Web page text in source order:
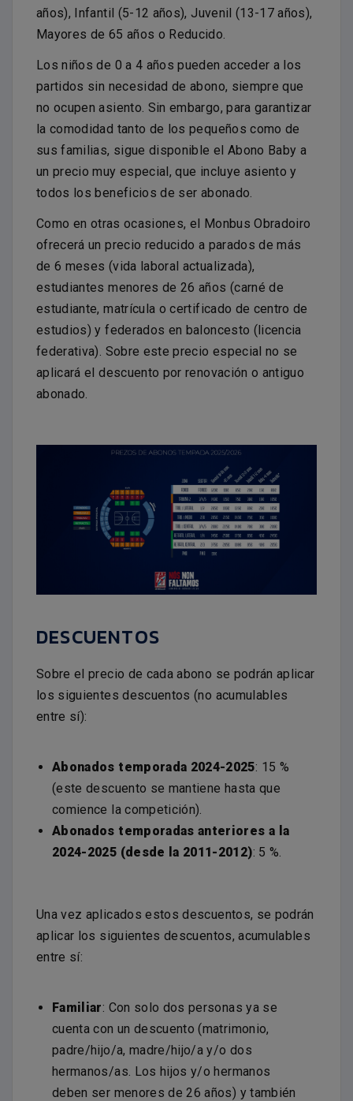
años), Infantil (5-12 años), Juvenil (13-17 años),
Mayores de 65 años o Reducido.
Los niños de 0 a 4 años pueden acceder a los
partidos sin necesidad de abono, siempre que
no ocupen asiento. Sin embargo, para garantizar
la comodidad tanto de los pequeños como de
sus familias, sigue disponible el Abono Baby a
un precio muy especial, que incluye asiento y
todos los beneficios de ser abonado.
Como en otras ocasiones, el Monbus Obradoiro
ofrecerá un precio reducido a parados de más
de 6 meses (vida laboral actualizada),
estudiantes menores de 26 años (carné de
estudiante, matrícula o certificado de centro de
estudios) y federados en baloncesto (licencia
federativa). Sobre este precio especial no se
aplicará el descuento por renovación o antiguo
abonado.
DESCUENTOS
Sobre el precio de cada abono se podrán aplicar
los siguientes descuentos (no acumulables
entre sí):
Abonados temporada 2024-2025: 15 %
(este descuento se mantiene hasta que
comience la competición).
Abonados temporadas anteriores a la
2024-2025 (desde la 2011-2012): 5 %.
Una vez aplicados estos descuentos, se podrán
aplicar los siguientes descuentos, acumulables
entre sí:
Familiar: Con solo dos personas ya se
cuenta con un descuento (matrimonio,
padre/hijo/a, madre/hijo/a y/o dos
hermanos/as. Los hijos y/o hermanos
deben ser menores de 26 años) y también